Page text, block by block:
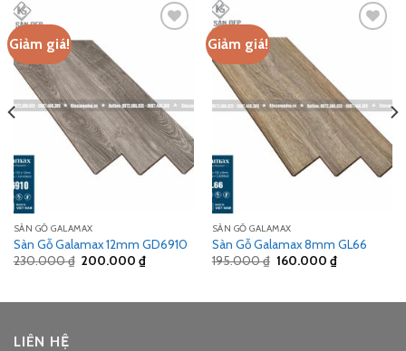
Giảm giá!
SÀN GỖ GALAMAX
Sàn Gỗ Galamax 12mm GD6910
230.000₫ Giá
200.000 ₫Giá
hiện
200.000 ₫.
Giảm giá!
SÀN GỖ GALAMAX
Sàn Gỗ Galamax 8mm GL66
195.000₫ Giá
160.000 ₫Giá
hiện
160.000 ₫.
LIÊN HỆ